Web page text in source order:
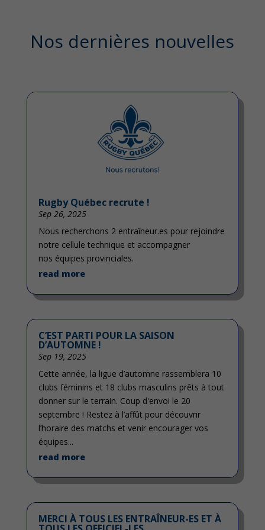
Nos dernières nouvelles
Rugby Québec recrute !
Sep 26, 2025
Nous recherchons 2 entraîneur.es pour rejoindre
notre cellule technique et accompagner
nos équipes provinciales.
read more
C’EST PARTI POUR LA SAISON
D’AUTOMNE !
Sep 19, 2025
Cette année, la ligue d’automne rassemblera 10
clubs féminins et 18 clubs masculins prêts à tout
donner sur le terrain. Coup d'envoi le 20
septembre ! Restez à l’affût pour découvrir
l’horaire des matchs et venir encourager vos
équipes...
read more
MERCI À TOUS LES ENTRAÎNEUR-ES ET À